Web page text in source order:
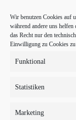
Wir benutzen Cookies auf
während andere uns
das Recht nur den
Einwilligung zu Cookies
Funktional
Statistiken
Marketing
Start